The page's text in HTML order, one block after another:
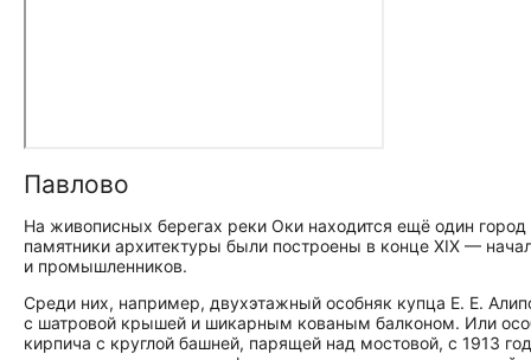
Павлово
На живописных берегах реки Оки находится ещё один
памятники архитектуры были построены в конце XIX —
и промышленников.
Среди них, например, двухэтажный особняк купца Е. Е.
с шатровой крышей и шикарным кованым балконом. Или
кирпича с круглой башней, парящей над мостовой, с 1913